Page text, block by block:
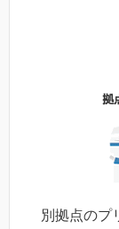
別拠点のプ